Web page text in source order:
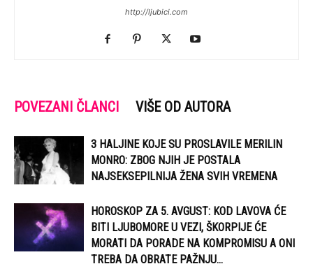
http://ljubici.com
POVEZANI ČLANCI VIŠE OD AUTORA
3 HALJINE KOJE SU PROSLAVILE MERILIN
MONRO: ZBOG NJIH JE POSTALA
NAJSEKSEPILNIJA ŽENA SVIH VREMENA
HOROSKOP ZA 5. AVGUST: KOD LAVOVA ĆE
BITI LJUBOMORE U VEZI, ŠKORPIJE ĆE
MORATI DA PORADE NA KOMPROMISU A ONI
TREBA DA OBRATE PAŽNJU...